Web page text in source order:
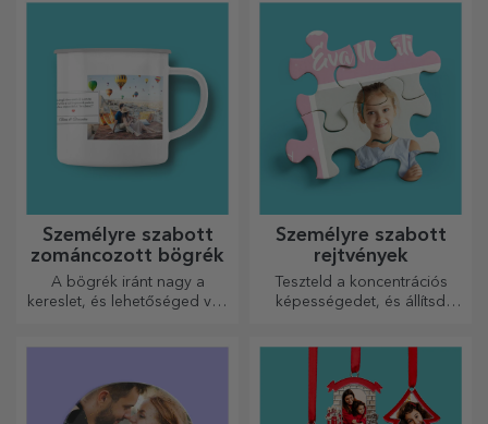
Személyre szabott
zománcozott bögrék
A bögrék iránt nagy a
kereslet, és lehetőséged van
nem törnek össze.
Személyre szabott
rejtvények
Teszteld a koncentrációs
képességedet, és állítsd
fotóidból.